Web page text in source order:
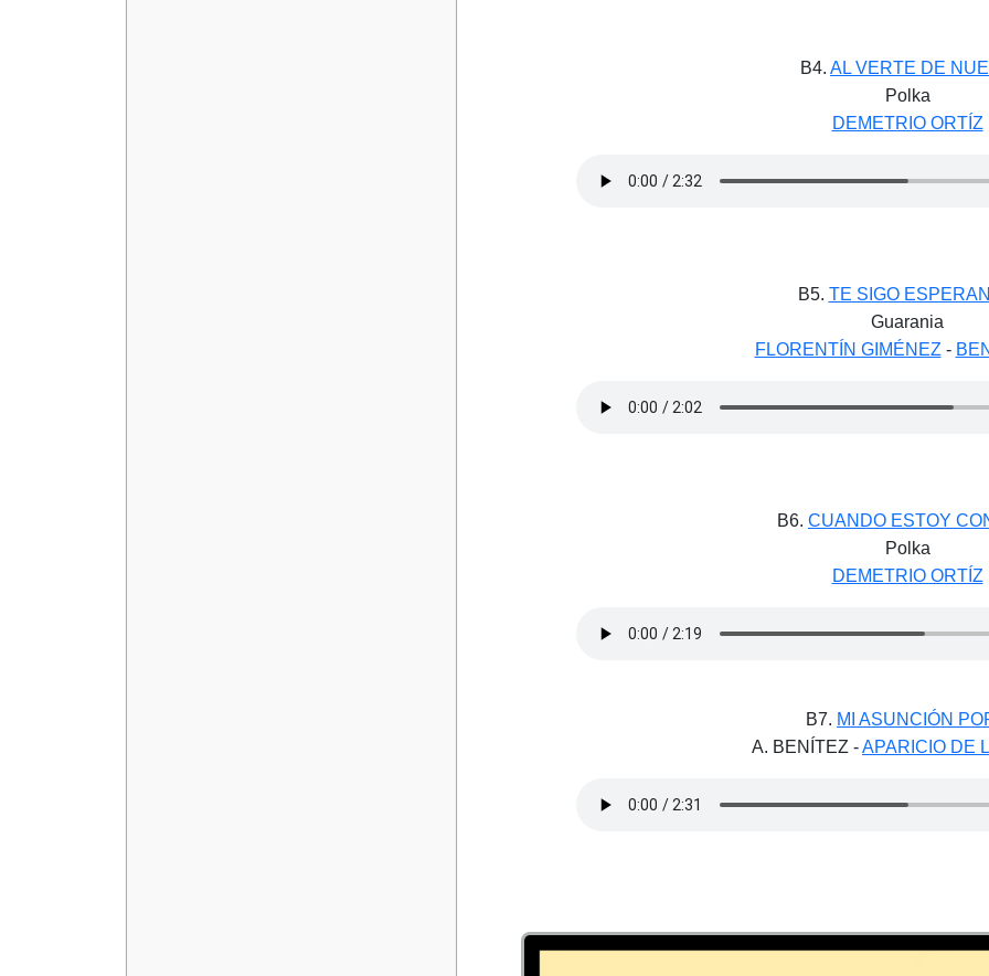
B4. AL VERTE DE
Polka
DEMETRIO ORTÍZ
B5. TE SIGO
Guarania
FLORENTÍN GIMÉNEZ -
B6. CUANDO ESTOY
Polka
DEMETRIO ORTÍZ
B7. MI ASUNCIÓN
A. BENÍTEZ -APARICIO DE